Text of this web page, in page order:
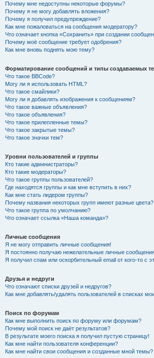
Почему мне недоступны некоторые форумы?
Почему я не могу добавлять вложения?
Почему я получил предупреждение?
Как мне пожаловаться на сообщения модератору?
Что означает кнопка «Сохранить» при создании
Почему моё сообщение требует одобрения?
Как мне вновь поднять мою тему?
Форматирование сообщений и типы создаваемых
Что такое BBCode?
Могу ли я использовать HTML?
Что такое смайлики?
Могу ли я добавлять изображения к сообщениям?
Что такое важные объявления?
Что такое объявления?
Что такое прилепленные темы?
Что такое закрытые темы?
Что такое значки тем?
Уровни пользователей и группы
Кто такие администраторы?
Кто такие модераторы?
Что такое группы пользователей?
Где находятся группы и как мне вступить в них?
Как мне стать лидером группы?
Почему названия некоторых групп имеют разные цвета?
Что такое группа по умолчанию?
Что означает ссылка «Наша команда»?
Личные сообщения
Я не могу отправить личные сообщения!
Я постоянно получаю нежелательные личные
Я получил спам или оскорбительный email от кого-то с
Друзья и недруги
Что означают списки друзей и недругов?
Как мне добавлять/удалять пользователей в списках
Поиск по форумам
Как мне выполнить поиск по форуму или форумам?
Почему мой поиск не даёт результатов?
В результате моего поиска я получил пустую страницу!
Как мне найти пользователя конференции?
Как мне найти свои сообщения и созданные мной темы?